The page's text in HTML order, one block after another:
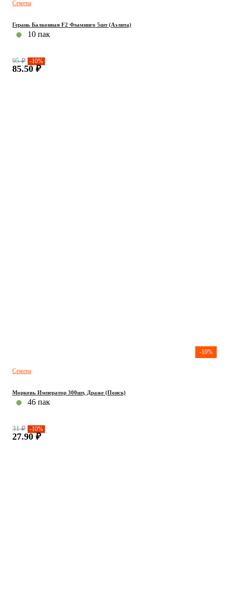
Семена
Герань Балконная F2 Фламинго 5шт (Аэлита)
10 пак
95 ₽ -10%
85.50 ₽
-10%
Семена
Морковь Император 300шт, Драже (Поиск)
46 пак
31 ₽ -10%
27.90 ₽